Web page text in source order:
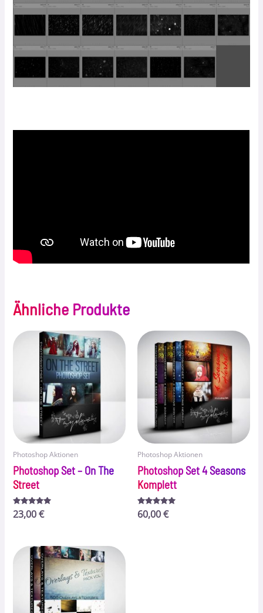
Ähnliche Produkte
Photoshop Aktionen
Photoshop Set – On The
Street
Bewertet
mit
23,00€
Photoshop Aktionen
Photoshop Set 4 Seasons
Komplett
Bewertet
mit
60,00€